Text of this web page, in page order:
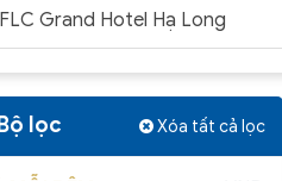
FLC Grand Hotel Hạ Long
lọc Xóa tất cả lọc